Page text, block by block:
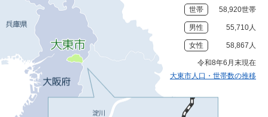
世帯 58,920世帯
男性 55,710人
女性 58,867人
令和8年6月末現在
大東市人口・世帯数の推移